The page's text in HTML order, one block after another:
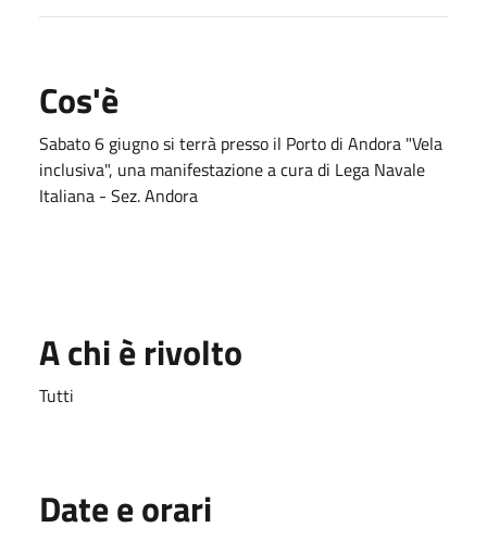
Cos'è
Sabato 6 giugno si terrà presso il Porto di Andora "Vela
inclusiva", una manifestazione a cura di Lega Navale
Italiana - Sez. Andora
A chi è rivolto
Tutti
Date e orari